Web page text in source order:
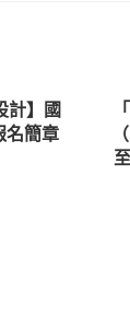
計】國
名簡章